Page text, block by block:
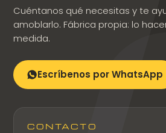
Cuéntanos qué necesitas y te
amoblarlo. Fábrica propia: lo
medida.
Escríbenos por WhatsApp
CONTACTO